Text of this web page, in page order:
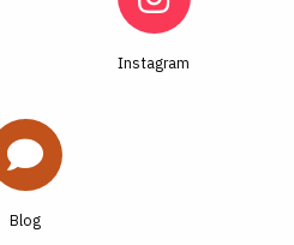
Instagram
Blog